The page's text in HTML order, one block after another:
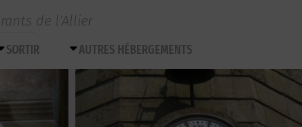
de l’Allier
SORTIR AUTRES HÉBERGEMENTS